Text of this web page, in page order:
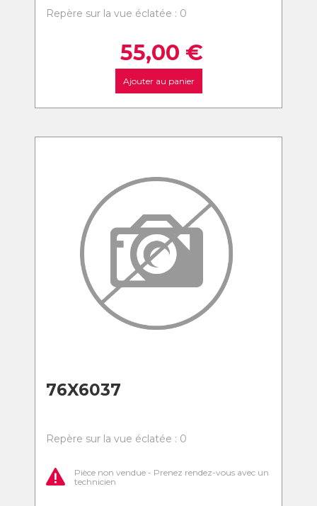
Repère sur la vue éclatée : 0
55,00 €
Ajouter au panier
76X6037
Repère sur la vue éclatée : 0
Pièce non vendue - Prenez rendez-vous avec un
technicien